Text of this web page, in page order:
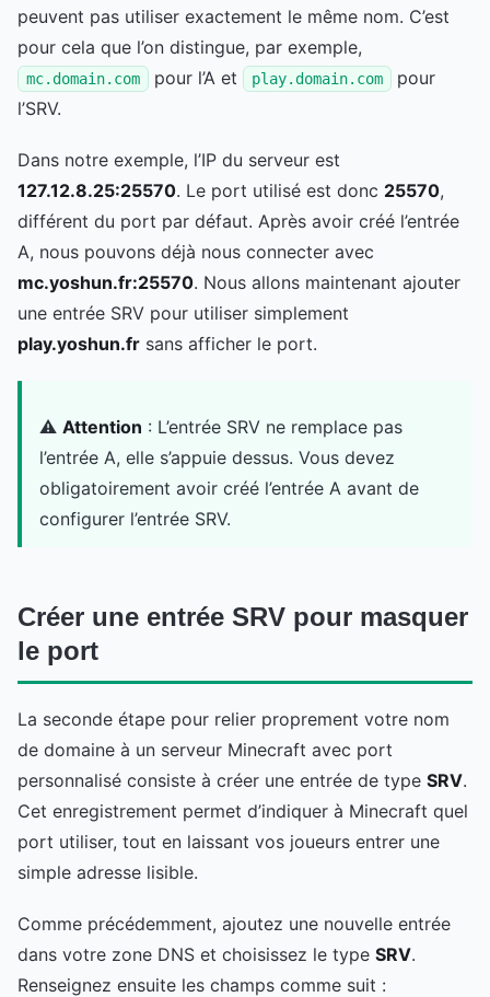
peuvent pas utiliser exactement le même nom. C’est
pour cela que l’on distingue, par exemple,
mc.domain.com pour l’A et play.domain.com
pour
l’SRV.
Dans notre exemple, l’IP du serveur est
127.12.8.25:25570. Le port utilisé est donc 25570,
différent du port par défaut. Après avoir créé l’entrée
A, nous pouvons déjà nous connecter avec
mc.yoshun.fr:25570. Nous allons maintenant ajouter
une entrée SRV pour utiliser simplement
play.yoshun.fr sans afficher le port.
⚠️ Attention : L’entrée SRV ne remplace pas
l’entrée A, elle s’appuie dessus. Vous devez
obligatoirement avoir créé l’entrée A avant de
configurer l’entrée SRV.
Créer une entrée SRV pour masquer
le port
La seconde étape pour relier proprement votre nom
de domaine à un serveur Minecraft avec port
personnalisé consiste à créer une entrée de type SRV.
Cet enregistrement permet d’indiquer à Minecraft quel
port utiliser, tout en laissant vos joueurs entrer une
simple adresse lisible.
Comme précédemment, ajoutez une nouvelle entrée
dans votre zone DNS et choisissez le type SRV.
Renseignez ensuite les champs comme suit :